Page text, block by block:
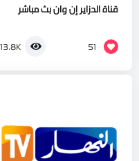
قناة الدزاير إن وان بث مباشر
51
13.8K